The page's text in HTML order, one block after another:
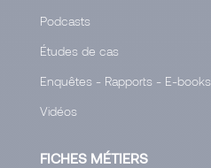
Podcasts
Études de cas
Enquêtes - Rapports - E-books
Vidéos
FICHES MÉTIERS